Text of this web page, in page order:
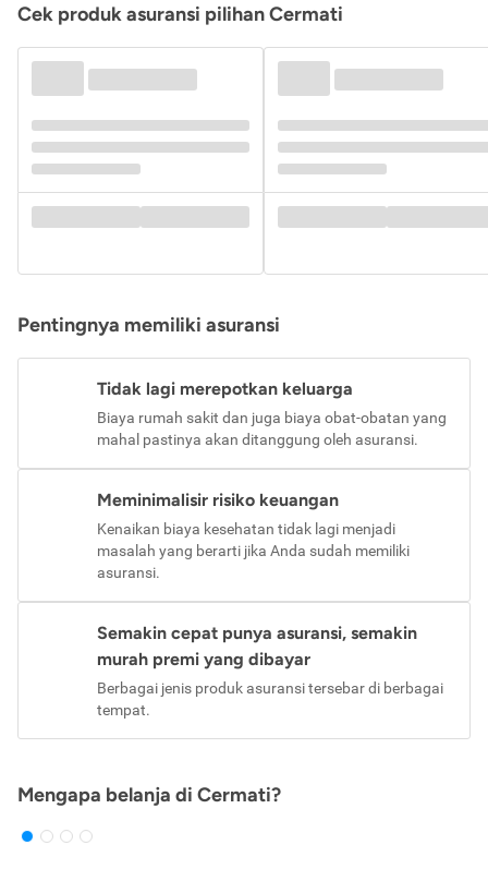
Cek produk asuransi pilihan Cermati
Pentingnya memiliki asuransi
Tidak lagi merepotkan keluarga
Biaya rumah sakit dan juga biaya obat-obatan yang
mahal pastinya akan ditanggung oleh asuransi.
Meminimalisir risiko keuangan
Kenaikan biaya kesehatan tidak lagi menjadi
masalah yang berarti jika Anda sudah memiliki
asuransi.
Semakin cepat punya asuransi, semakin
murah premi yang dibayar
Berbagai jenis produk asuransi tersebar di berbagai
tempat.
Mengapa belanja di Cermati?